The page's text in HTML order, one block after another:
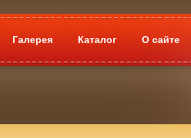
Галерея Каталог О сайте